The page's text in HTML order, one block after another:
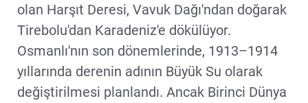
olan Harşıt Deresi, Vavuk Dağı'ndan doğarak
Tirebolu'dan Karadeniz'e dökülüyor.
Osmanlı'nın son dönemlerinde, 1913–1914
yıllarında derenin adının Büyük Su olarak
değiştirilmesi planlandı. Ancak Birinci Dünya